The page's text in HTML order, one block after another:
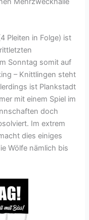
Pleiten in Folge) ist
Sonntag somit auf
– Knittlingen steht
ist Plankstadt
mit einem Spiel im
doch
Im extrem
dies einiges
Wölfe nämlich bis